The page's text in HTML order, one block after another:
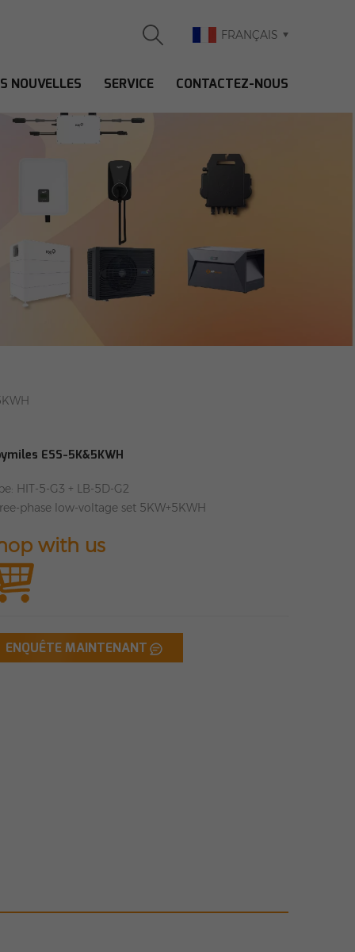
FRANÇAIS
NOUVELLES SERVICE CONTACTEZ-NOUS
ESS-5K&5KWH
HIT-5-G3 + LB-5D-G2
phase low-voltage set 5KW+5KWH
with us
ENQUÊTE MAINTENANT